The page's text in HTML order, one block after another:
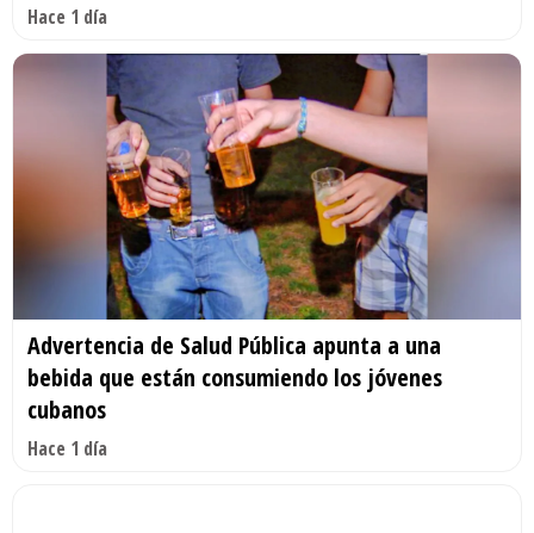
Hace 1 día
Advertencia de Salud Pública apunta a una
bebida que están consumiendo los jóvenes
cubanos
Hace 1 día